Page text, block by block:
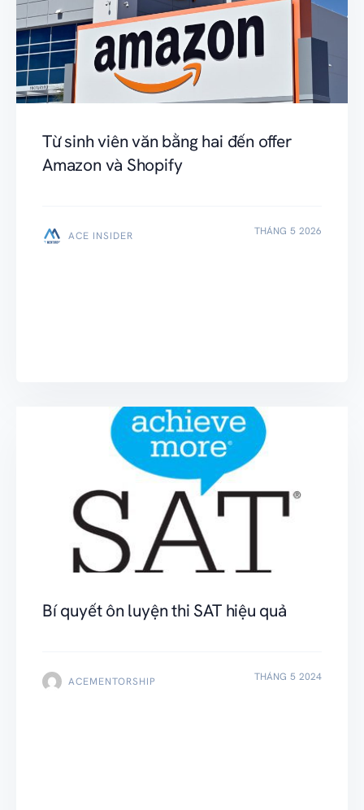
Từ sinh viên văn bằng hai đến offer
Amazon và Shopify
ACE INSIDER THÁNG 5 2026
Bí quyết ôn luyện thi SAT hiệu quả
ACEMENTORSHIP THÁNG 5 2024